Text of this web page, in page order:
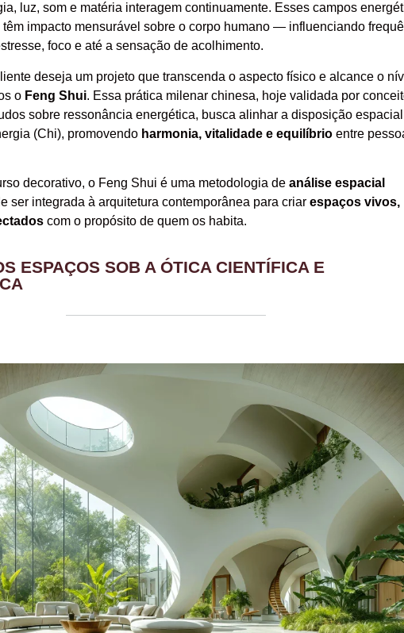
luz, som e matéria interagem continuamente. Esses campos
impacto mensurável sobre o corpo humano — influenciando
foco e até a sensação de acolhimento.
deseja um projeto que transcenda o aspecto físico e alcance o
o Feng Shui. Essa prática milenar chinesa, hoje validada por
sobre ressonância energética, busca alinhar a disposição
(Chi), promovendo harmonia, vitalidade e equilíbrioentre
decorativo, o Feng Shui é uma metodologia de análise espacial
ser integrada à arquitetura contemporânea para criar espaços vivos,
com o propósito de quem os habita.
ESPAÇOS SOB A ÓTICA CIENTÍFICA E